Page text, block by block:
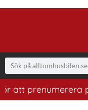
prenumerera på